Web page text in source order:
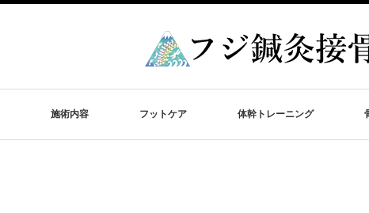
施術内容 フットケア 体幹トレーニング